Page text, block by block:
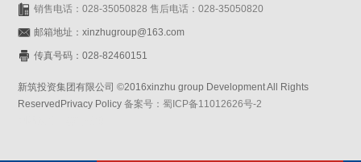
销售电话：028-35050828 售后电话：028-35050820
邮箱地址：xinzhugroup@163.com
传真号码：028-82460151
新筑投资集团有限公司 ©2016xinzhu group Development All Rights
ReservedPrivacy Policy备案号：蜀ICP备11012626号-2